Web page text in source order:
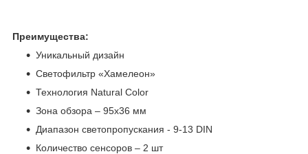
Преимущества:
Уникальный дизайн
Светофильтр «Хамелеон»
Технология Natural Color
Зона обзора – 95x36 мм
Диапазон светопропускания - 9-13 DIN
Количество сенсоров – 2 шт